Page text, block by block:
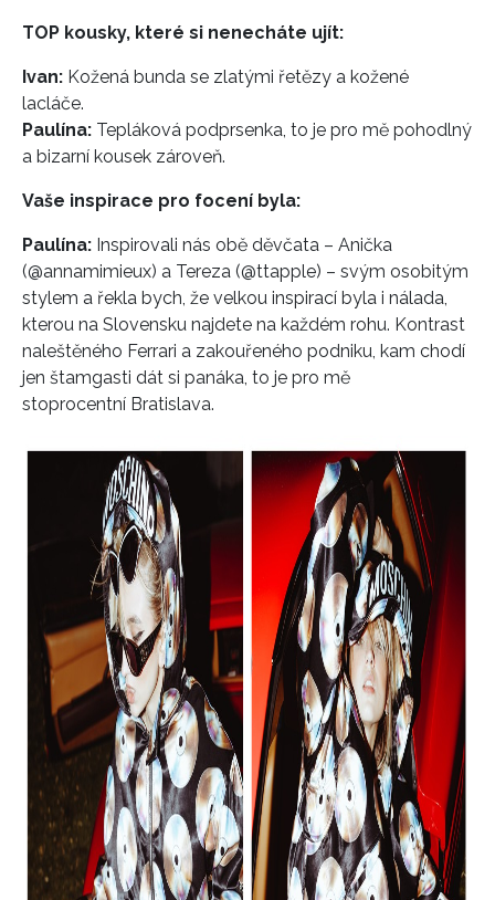
TOP kousky, které si nenecháte ujít:
Ivan: Kožená bunda se zlatými řetězy a kožené
lacláče.
Paulína: Tepláková podprsenka, to je pro mě pohodlný
a bizarní kousek zároveň.
Vaše inspirace pro focení byla:
Paulína: Inspirovali nás obě děvčata – Anička
(@annamimieux) a Tereza (@ttapple) – svým osobitým
stylem a řekla bych, že velkou inspirací byla i nálada,
kterou na Slovensku najdete na každém rohu. Kontrast
naleštěného Ferrari a zakouřeného podniku, kam chodí
jen štamgasti dát si panáka, to je pro mě
stoprocentní Bratislava.